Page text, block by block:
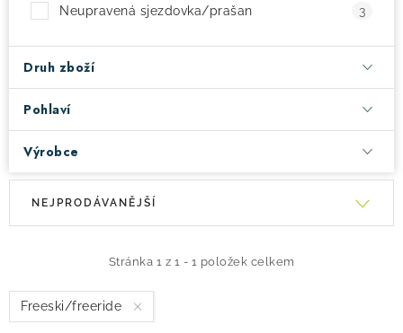
Neupravená sjezdovka/prašan 3
Druh zboží
Pohlaví
Výrobce
V
s
p
Stránka 1 z 1 - 1 položek celkem
Ř
n
í
NEJPRODÁVANĚJŠÍ
Freeski/freeride